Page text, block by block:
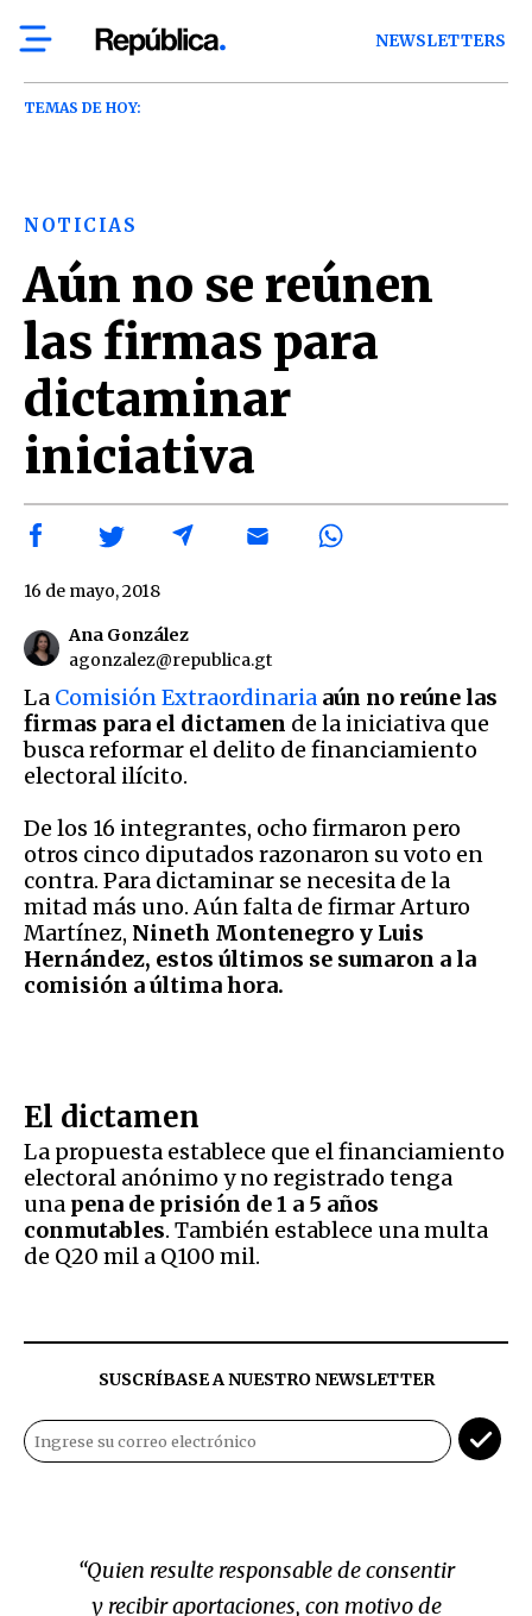
NEWSLETTERS
TEMAS DE HOY:
NOTICIAS
Aún no se reúnen
las firmas para
dictaminar
iniciativa
Ana González
agonzalez@republica.gt
16 de mayo, 2018
La Comisión Extraordinaria aún no reúne las
firmas para el dictamen de la iniciativa que
busca reformar el delito de financiamiento
electoral ilícito.
De los 16 integrantes, ocho firmaron pero
otros cinco diputados razonaron su voto en
contra. Para dictaminar se necesita de la
mitad más uno. Aún falta de firmar Arturo
Martínez, Nineth Montenegro y Luis
Hernández, estos últimos se sumaron a la
comisión a última hora.
El dictamen
La propuesta establece que el financiamiento
electoral anónimo y no registrado tenga
una pena de prisión de 1 a 5 años
conmutables. También establece una multa
de Q20 mil a Q100 mil.
SUSCRÍBASE A NUESTRO NEWSLETTER
“Quien resulte responsable de consentir
y recibir aportaciones, con motivo de